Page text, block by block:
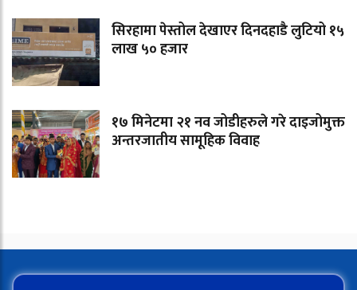
सिरहामा पेस्तोल देखाएर दिनदहाडै लुटियो १५
लाख ५० हजार
१७ मिनेटमा २१ नव जोडीहरुले गरे दाइजोमुक्त
अन्तरजातीय सामूहिक विवाह